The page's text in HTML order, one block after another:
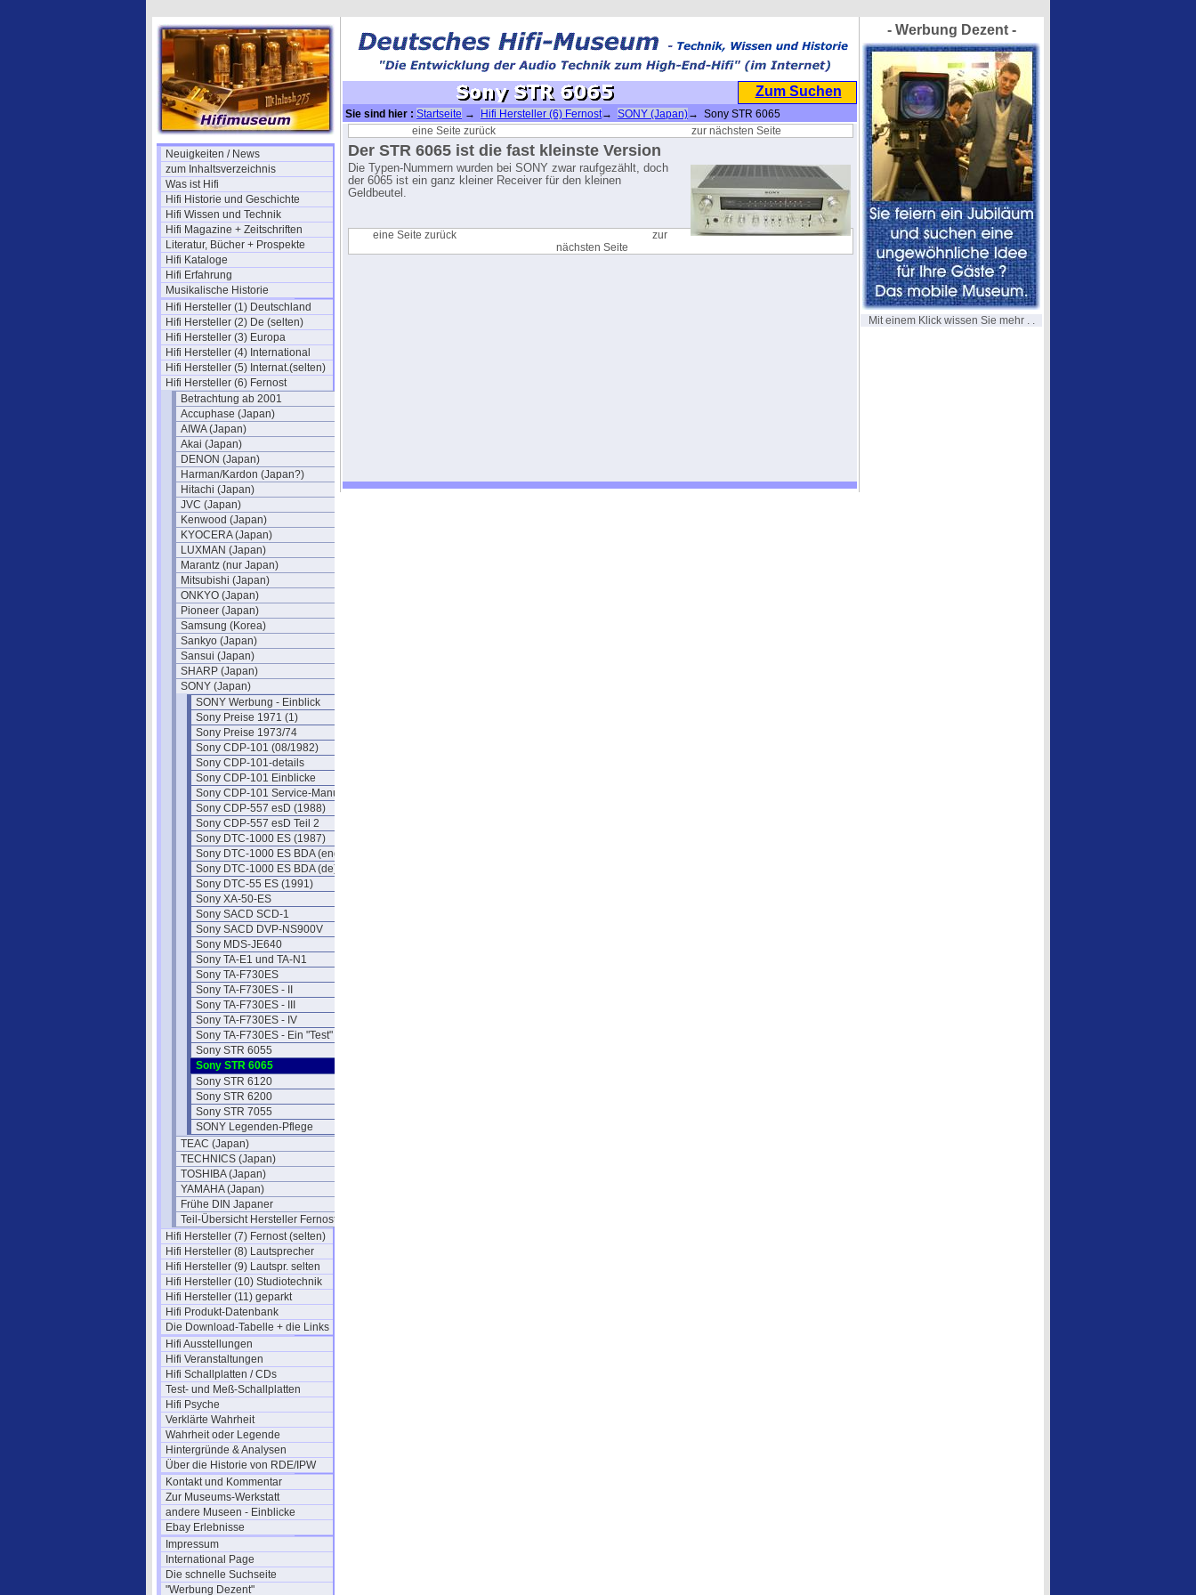
Neuigkeiten / News
zum Inhaltsverzeichnis
Was ist Hifi
Hifi Historie und Geschichte
Hifi Wissen und Technik
Hifi Magazine + Zeitschriften
Literatur, Bücher + Prospekte
Hifi Kataloge
Hifi Erfahrung
Musikalische Historie
Hifi Hersteller (1) Deutschland
Hifi Hersteller (2) De (selten)
Hifi Hersteller (3) Europa
Hifi Hersteller (4) International
Hifi Hersteller (5) Internat.(selten)
Hifi Hersteller (6) Fernost
Betrachtung ab 2001
Accuphase (Japan)
AIWA (Japan)
Akai (Japan)
DENON (Japan)
Harman/Kardon (Japan?)
Hitachi (Japan)
JVC (Japan)
Kenwood (Japan)
KYOCERA (Japan)
LUXMAN (Japan)
Marantz (nur Japan)
Mitsubishi (Japan)
ONKYO (Japan)
Pioneer (Japan)
Samsung (Korea)
Sankyo (Japan)
Sansui (Japan)
SHARP (Japan)
SONY (Japan)
SONY Werbung - Einblick
Sony Preise 1971 (1)
Sony Preise 1973/74
Sony CDP-101 (08/1982)
Sony CDP-101-details
Sony CDP-101 Einblicke
Sony CDP-101 Service-Manual
Sony CDP-557 esD (1988)
Sony CDP-557 esD Teil 2
Sony DTC-1000 ES (1987)
Sony DTC-1000 ES BDA (eng)
Sony DTC-1000 ES BDA (de)
Sony DTC-55 ES (1991)
Sony XA-50-ES
Sony SACD SCD-1
Sony SACD DVP-NS900V
Sony MDS-JE640
Sony TA-E1 und TA-N1
Sony TA-F730ES
Sony TA-F730ES - II
Sony TA-F730ES - III
Sony TA-F730ES - IV
Sony TA-F730ES - Ein "Test"
Sony STR 6055
Sony STR 6065
Sony STR 6120
Sony STR 6200
Sony STR 7055
SONY Legenden-Pflege
TEAC (Japan)
TECHNICS (Japan)
TOSHIBA (Japan)
YAMAHA (Japan)
Frühe DIN Japaner
Teil-Übersicht Hersteller Fernost
Hifi Hersteller (7) Fernost (selten)
Hifi Hersteller (8) Lautsprecher
Hifi Hersteller (9) Lautspr. selten
Hifi Hersteller (10) Studiotechnik
Hifi Hersteller (11) geparkt
Hifi Produkt-Datenbank
Die Download-Tabelle + die Links
Hifi Ausstellungen
Hifi Veranstaltungen
Hifi Schallplatten / CDs
Test- und Meß-Schallplatten
Hifi Psyche
Verklärte Wahrheit
Wahrheit oder Legende
Hintergründe & Analysen
Über die Historie von RDE/IPW
Kontakt und Kommentar
Zur Museums-Werkstatt
andere Museen - Einblicke
Ebay Erlebnisse
Impressum
International Page
Die schnelle Suchseite
"Werbung Dezent"
Zum Suchen
Sie sind hier : Startseite → Hifi Hersteller (6) Fernost→ SONY (Japan)→ Sony STR 6065
eine Seite zurück
zur nächsten Seite
Der STR 6065 ist die fast kleinste Version
Die Typen-Nummern wurden bei SONY zwar raufgezählt, doch
der 6065 ist ein ganz kleiner Receiver für den kleinen
Geldbeutel.
eine Seite zurück
zur
nächsten Seite
- Werbung Dezent -
Mit einem Klick wissen Sie mehr . .